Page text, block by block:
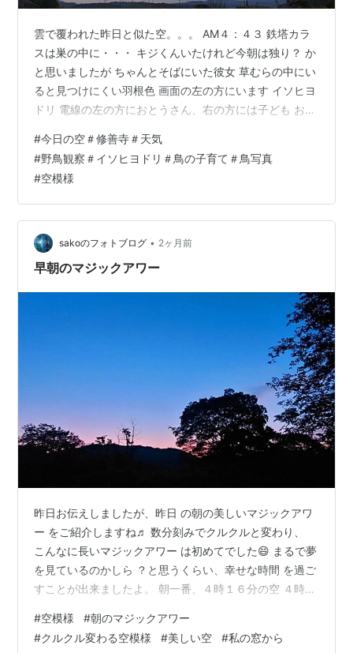
雲で覆われた昨日と似た空。。。 AM４：４３ 鉄塔カラ
スは巣の中に・・・ キジくんいたけれど今朝は独り？ か
と思いましたが ちゃんとそばにいた彼女 草むらの中にい
ると見つけにくい羽根色 画面の左の方にいます イソヒヨ
ドリ 電線の左の方におとうさん、右の方には子ども おと
て落ちたりしない？と、思いましたが ”心配ご無
用！”と、飛びました！ でもまだ高いところから滑空する
ように飛ぶことはできるけど この前うちのリビングの窓
に当たった子のように まだまだうまく飛べない子どもヒ
ヨドリだからきっと 近くの家の庭のどこかに飛び込んで
隠れるのでしょう・・・…
#今日の空＃修善寺＃天気
#野鳥観察＃イソヒヨドリ＃鳥の子育て＃鳥写真
#空模様
sakoのフォトブログ • 2ヶ月前
早朝のマジックアワー
昨日お伝えしましたが、昨日 の朝の美しいマジックアワ
ー をご紹介しますね♬ 数分刻みでクルクルと変わり、
こんなに長いマジックアワー は初めてでした😄 まるで夢
を見ているのかしら ？と思うくらい、幸せな時間 を過ご
すことが出来ましたよ。 朝一番、４時１６分の空 ４時２
５６分 ５時０８分 ５時１５分 ６時１２分 一日でこんな
にもたくさんの 空の表情が見られる事なんて 年に何回も
#空模様 #朝のマジックアワー
#クルクル変わる空模様 #美しい空 #私の窓から